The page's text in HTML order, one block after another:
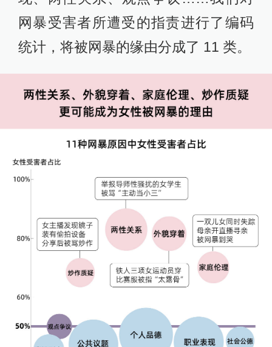
网暴受害者所遭受的指责进行了编码
统计，将被网暴的缘由分成了 11 类。